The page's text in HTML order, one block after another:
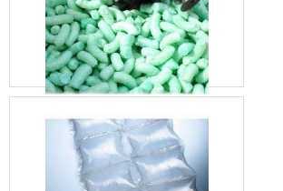
voltadas para a proteção de
produtos. Especialmente com
o EPE, a empresa pesquisou
e desenvolveu itens de alto
os melhores resultados em
embalagens.Com produção
verticalizada do EPE, a